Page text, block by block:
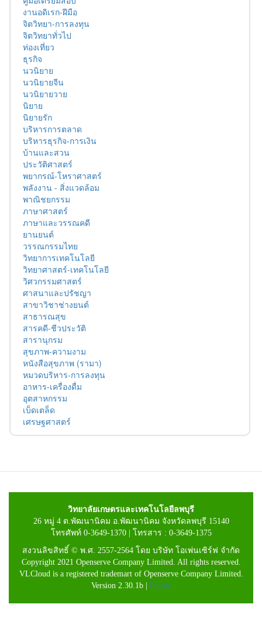
งานอดิเรก-ฝีมือ
จิตวิทยา-การลงทุน
จิตวิทยาทั่วไป
ท่องเที่ยว
ธุรกิจ
นวนิยาย
นวนิยายจีน
นวนิยายวาย
นิยาย
นิยายรัก
บริหารการตลาด
บริหารธุรกิจ-การเงิน
บ้านและสวน
ประวัติศาสตร์
พยากรณ์-โหราศาสตร์
พลังงาน - สิ่งแวดล้อม
พาณิชยกรรม
ภาษาศาสตร์
ภาษาและวรรณคดี
ยานยนต์
วรรณกรรมไทย
วิทยาการเทคโนโลยี
วิทยาศาสตร์-เทคโนโลยี
วิศวกรรมศาสตร์
ศาสนาและปรัชญา
สาขาวิชาช่างยนต์
สาธารณสุข
สารคดี-ชีวประวัติ
สารานุกรม
สุขภาพ-ความงาม
หนังสือสุขภาพ (รามา)
หมวดบริหาร-การลงทุน
อาหาร-เครื่องดื่ม
อุตสาหกรรม
เบ็ดเตล็ด
เศรษฐศาสตร์
วิทยาลัยเกษตรและเทคโนโลยีลพบุรี
26 หมู่ 4 ต.พัฒนานิคม อ.พัฒนานิคม จังหวัดลพบุรี 15140
โทรศัพท์ 0-3649-1370 | โทรสาร : 0-3649-1375
สงวนลิขสิทธิ์ © พ.ศ. 2557-2564 โดย บริษัท โอเพ่นเซิร์ฟ จำกัด
Copyright 2021 Openserve Company Limited. All rights reserved.
VLCloud is a registered trademart of Openserve Company Limited.
Version 2.30.1b | Policy